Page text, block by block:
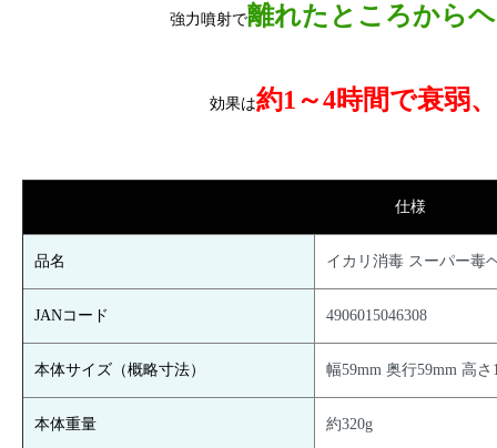
強力噴射で離れたところから
効果は約1～4時間で衰弱
仕様
品名 イカリ消毒 スーパー毒
JANコード 4906015046308
本体サイズ（概略寸法） 幅59mm 奥行59mm 高さ
本体重量 約320g